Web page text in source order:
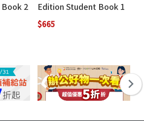
2
Edition Student Book 1
(with CD)
$665